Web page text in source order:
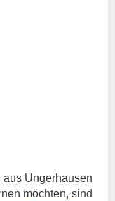
Ungerhausen
möchten, sind